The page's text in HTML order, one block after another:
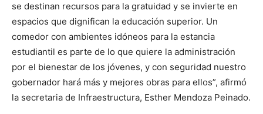
se destinan recursos para la gratuidad y se invierte en
espacios que dignifican la educación superior. Un
comedor con ambientes idóneos para la estancia
estudiantil es parte de lo que quiere la administración
por el bienestar de los jóvenes, y con seguridad nuestro
gobernador hará más y mejores obras para ellos”, afirmó
la secretaria de Infraestructura, Esther Mendoza Peinado.